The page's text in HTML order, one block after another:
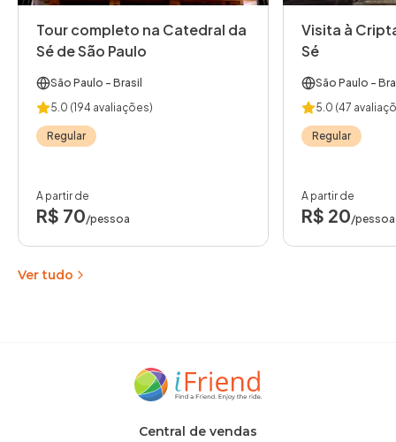
Tour completo na Catedral da
Sé de São Paulo
São Paulo - Brasil
5.0 (194 avaliações)
Regular
A partir de
R$ 70/pessoa
Visita à
Sé
São Paulo -
5.0 (47
Regular
A partir de
R$ 20/pessoa
Ver tudo
Central de vendas